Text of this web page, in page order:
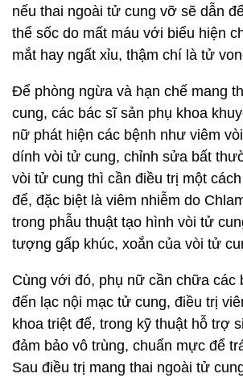
nếu thai ngoài tử cung vỡ sẽ dẫn
thể sốc do mất máu với biểu hiện
mắt hay ngất xỉu, thậm chí là tử
Để phòng ngừa và hạn chế mang
cung, các bác sĩ sản phụ khoa
nữ phát hiện các bệnh như viêm
dính vòi tử cung, chỉnh sửa bất
vòi tử cung thì cần điều trị một
để, đặc biệt là viêm nhiễm do
trong phẫu thuật tạo hình vòi tử
tượng gấp khúc, xoắn của vòi tử
Cùng với đó, phụ nữ cần chữa các
đến lạc nội mạc tử cung, điều trị
khoa triệt để, trong kỹ thuật hỗ trợ
đảm bảo vô trùng, chuẩn mực để
Sau điều trị mang thai ngoài tử